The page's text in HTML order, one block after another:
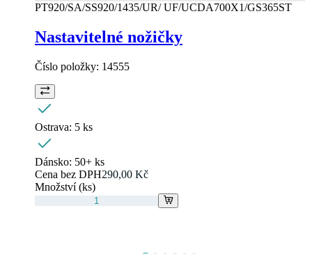
PT920/SA/SS920/1435/UR/ UF/UCDA700X1/GS365ST
Nastavitelné nožičky
Číslo položky: 14555
Ostrava: 5 ks
Dánsko: 50+ ks
Cena bez DPH290,00 Kč
Množství (ks)